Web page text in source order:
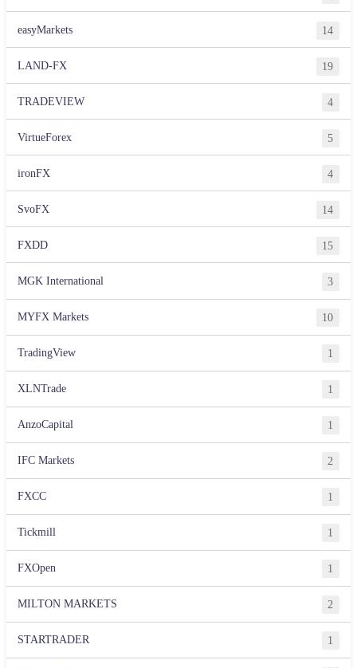
easyMarkets 14
LAND-FX 19
TRADEVIEW 4
VirtueForex 5
ironFX 4
SvoFX 14
FXDD 15
MGK International 3
MYFX Markets 10
TradingView 1
XLNTrade 1
AnzoCapital 1
IFC Markets 2
FXCC 1
Tickmill 1
FXOpen 1
MILTON MARKETS 2
STARTRADER 1